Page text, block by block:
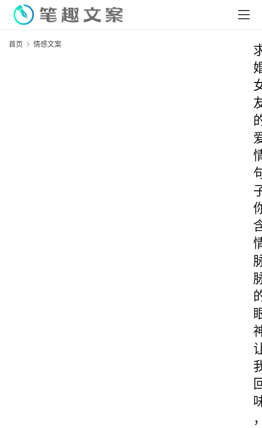
首页 情感文案